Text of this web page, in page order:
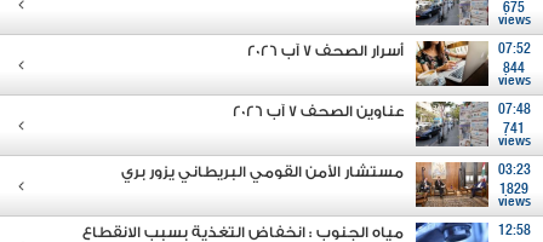
675
views
07:52
844
views
أسرار الصحف 7 آب 2026
07:48
741
views
عناوين الصحف 7 آب 2026
03:23
1829
views
مستشار الأمن القومي البريطاني يزور بري
12:58
مياه الجنوب : انخفاض التغذية بسبب الانقطاع